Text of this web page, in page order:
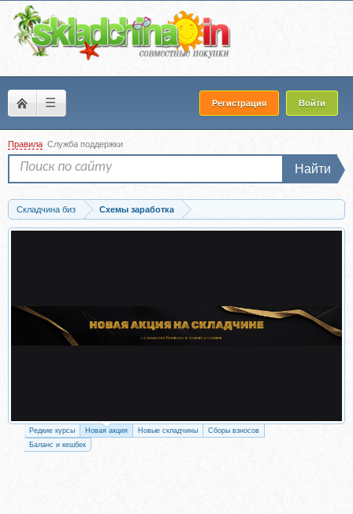
☰ Регистрация Войти
Правила Служба поддержки
Найти
Складчина биз
Схемы заработка
Скачать Дайте лопату, и покажите где копать
Редкие курсы Новая акция Новые складчины
Сборы взносов
Баланс и кешбек